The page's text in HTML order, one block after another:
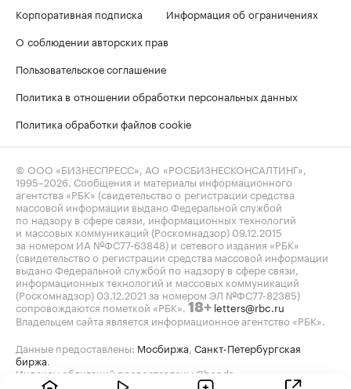
Корпоративная подписка
Информация об ограничениях
О соблюдении авторских прав
Пользовательское соглашение
Политика в отношении обработки персональных данных
Политика обработки файлов cookie
© ООО «БИЗНЕСПРЕСС», АО «РОСБИЗНЕСКОНСАЛТИНГ»,
1995–2026 . Сообщения и материалы информационного
агентства «РБК» (свидетельство о регистрации средства
массовой информации выдано Федеральной службой
по надзору в сфере связи, информационных технологий
и массовых коммуникаций (Роскомнадзор) 09.12.2015
за номером ИА №ФС77-63848) и сетевого издания «РБК»
(свидетельство о регистрации средства массовой информации
выдано Федеральной службой по надзору в сфере связи,
информационных технологий и массовых коммуникаций
(Роскомнадзор) 03.12.2021 за номером ЭЛ №ФС77-82385)
сопровождаются пометкой «РБК». 18+ letters@rbc.ru
Владельцем сайта является информационное агентство «РБК».
Данные предоставлены: Мосбиржа Санкт-Петербургская
биржа
Индексы облигаций предоставлены Cbonds.